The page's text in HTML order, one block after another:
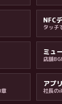
NFC
タッチ
ミュ
店舗
アプ
社長の